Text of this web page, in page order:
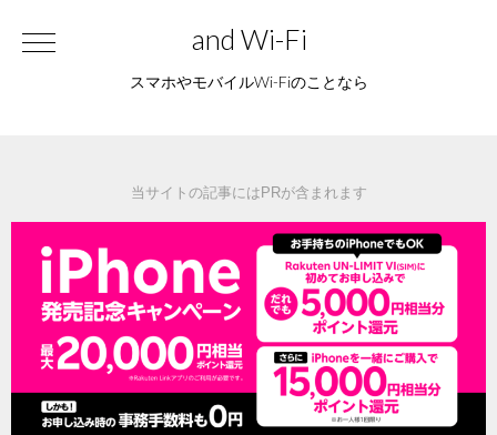
and Wi-Fi
スマホやモバイルWi-Fiのことなら
当サイトの記事にはPRが含まれます